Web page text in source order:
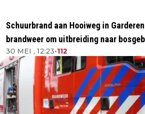
Schuurbrand aan Hooiweg in
brandweer om uitbreiding naar
30 MEI , 12:23•112